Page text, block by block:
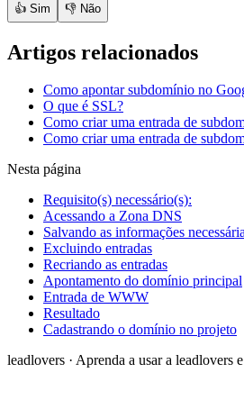
👍 Sim 👎 Não
Artigos relacionados
Como apontar subdomínio no
O que é SSL?
Como criar uma entrada de
Como criar uma entrada de
Nesta página
Requisito(s) necessário(s):
Acessando a Zona DNS
Salvando as informações
Excluindo entradas
Recriando as entradas
Apontamento do domínio principal
Entrada de WWW
Resultado
Cadastrando o domínio no projeto
leadlovers · Aprenda a usar a leadlovers